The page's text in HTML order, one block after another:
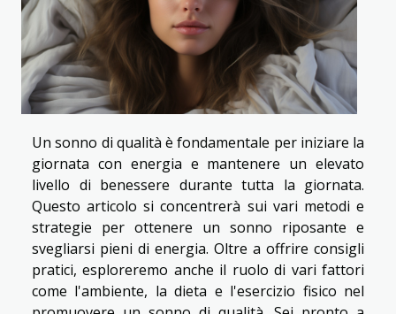
Un sonno di qualità è fondamentale per iniziare la
giornata con energia e mantenere un elevato
livello di benessere durante tutta la giornata.
Questo articolo si concentrerà sui vari metodi e
strategie per ottenere un sonno riposante e
svegliarsi pieni di energia. Oltre a offrire consigli
pratici, esploreremo anche il ruolo di vari fattori
come l'ambiente, la dieta e l'esercizio fisico nel